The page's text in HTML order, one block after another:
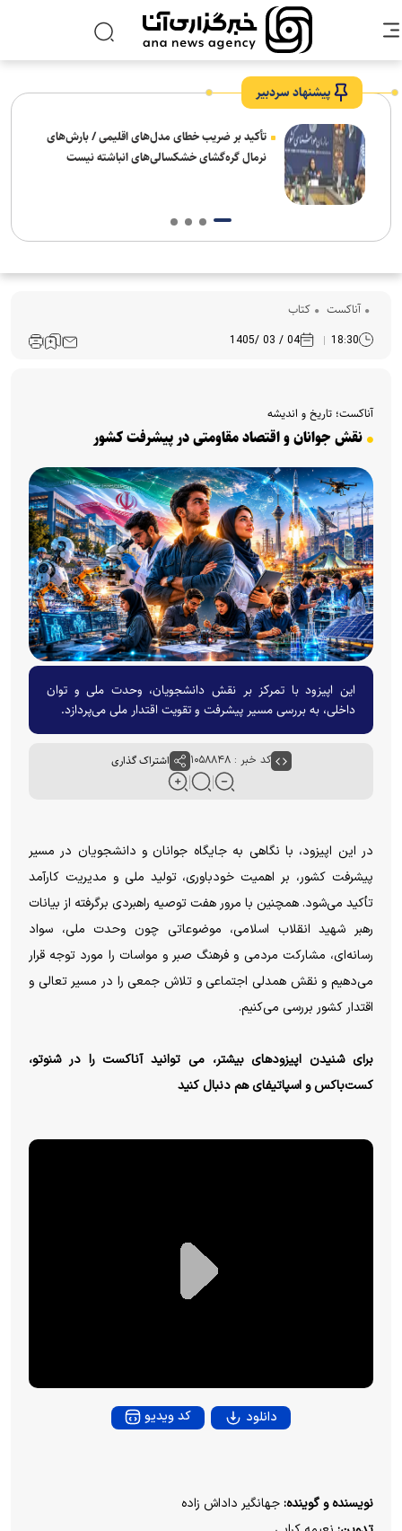
پیشنهاد سردبیر
تأکید بر ضریب خطای مدل‌های اقلیمی / بارش‌های
نرمال گره‌گشای خشکسالی‌های انباشته نیست
آناکست کتاب
18:30
04 / 03 /1405
آناکست؛ تاریخ و اندیشه
نقش جوانان و اقتصاد مقاومتی در پیشرفت کشور
این اپیزود با تمرکز بر نقش دانشجویان، وحدت ملی و توان
داخلی، به بررسی مسیر پیشرفت و تقویت اقتدار ملی می‌پردازد.
کد خبر : ۱۰۵۸۸۴۸ اشتراک گذاری
در این اپیزود، با نگاهی به جایگاه جوانان و دانشجویان در مسیر
پیشرفت کشور، بر اهمیت خودباوری، تولید ملی و مدیریت کارآمد
تأکید می‌شود. همچنین با مرور هفت توصیه راهبردی برگرفته از بیانات
رهبر شهید انقلاب اسلامی، موضوعاتی چون وحدت ملی، سواد
رسانه‌ای، مشارکت مردمی و فرهنگ صبر و مواسات را مورد توجه قرار
می‌دهیم و نقش همدلی اجتماعی و تلاش جمعی را در مسیر تعالی و
اقتدار کشور بررسی می‌کنیم.
برای شنیدن اپیزودهای بیشتر، می توانید آناکست را در شنوتو،
کست‌باکس و اسپاتیفای هم دنبال کنید
P
y
i
دانلود کد ویدیو
نویسنده و گوینده:جهانگیر داداش زاده